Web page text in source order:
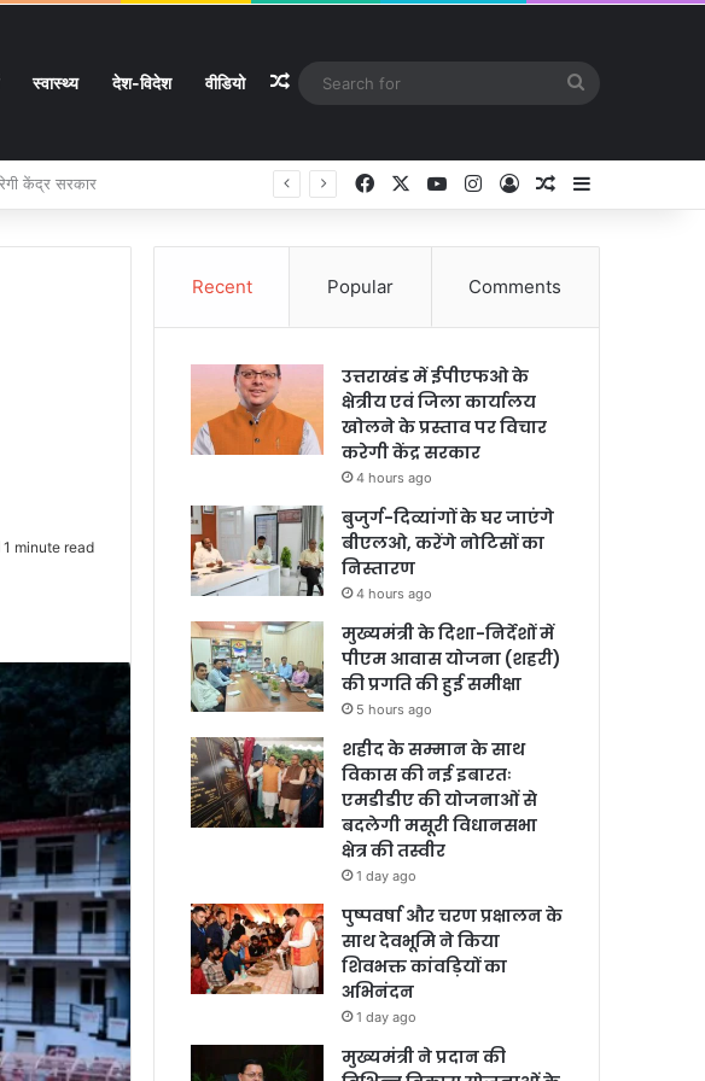
स्वास्थ्य देश-विदेश वीडियो Random Article
Facebook YouTubeInstagram
Log InRandom Article
1 minute read
Recent Popular Comments
उत्तराखंड में ईपीएफओ के
क्षेत्रीय एवं जिला कार्यालय
खोलने के प्रस्ताव पर विचार
करेगी केंद्र सरकार
4 hours ago
बुजुर्ग-दिव्यांगों के घर जाएंगे
बीएलओ, करेंगे नोटिसों का
निस्तारण
4 hours ago
मुख्यमंत्री के दिशा-निर्देशों में
पीएम आवास योजना (शहरी)
की प्रगति की हुई समीक्षा
5 hours ago
शहीद के सम्मान के साथ
विकास की नई इबारतः
एमडीडीए की योजनाओं से
बदलेगी मसूरी विधानसभा
क्षेत्र की तस्वीर
1 day ago
पुष्पवर्षा और चरण प्रक्षालन के
साथ देवभूमि ने किया
शिवभक्त कांवड़ियों का
अभिनंदन
1 day ago
मुख्यमंत्री ने प्रदान की